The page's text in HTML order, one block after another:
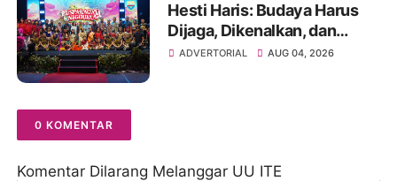
Hesti Haris: Budaya Harus
Dijaga, Dikenalkan, dan
Diwariskan
ADVERTORIAL AUG 04, 2026
0 KOMENTAR
Komentar Dilarang Melanggar UU ITE